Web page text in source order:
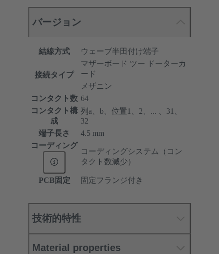
バージョン
結線方式 ウェーブ半田付け端子
接続タイプ
マザーボード ツー ドーターカ
ード
メザニン
コンタクト数 64
コンタクト構
成
列a、b、位置1、2、... 、31、
32
端子長さ
4.5 mm
コーディング
コーディングシステム（コン
タクト数減少）
PCB固定 固定フランジ付き
技術的特性
Material properties